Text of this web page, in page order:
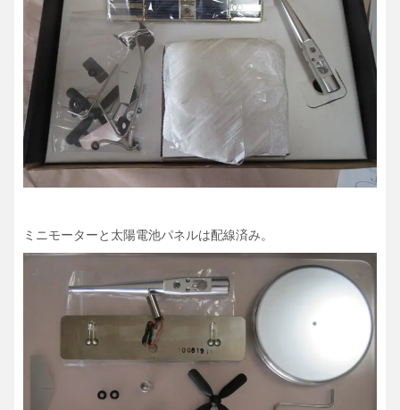
ミニモーターと太陽電池パネルは配線済み。